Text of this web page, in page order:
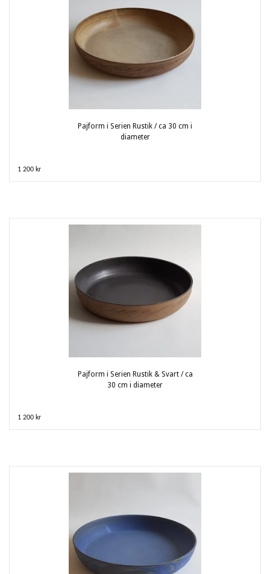
Pajform i Serien Rustik / ca 30 cm i
diameter
1 200 kr
Pajform i Serien Rustik & Svart / ca
30 cm i diameter
1 200 kr